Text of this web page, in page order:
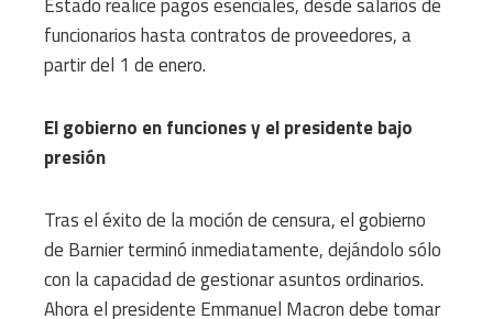
Estado realice pagos esenciales, desde salarios de
funcionarios hasta contratos de proveedores, a
partir del 1 de enero.
El gobierno en funciones y el presidente bajo
presión
Tras el éxito de la moción de censura, el gobierno
de Barnier terminó inmediatamente, dejándolo sólo
con la capacidad de gestionar asuntos ordinarios.
Ahora el presidente Emmanuel Macron debe tomar